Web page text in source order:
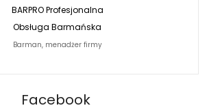
BARPRO Profesjonalna
Obsługa Barmańska
Barman, menadżer firmy
Facebook